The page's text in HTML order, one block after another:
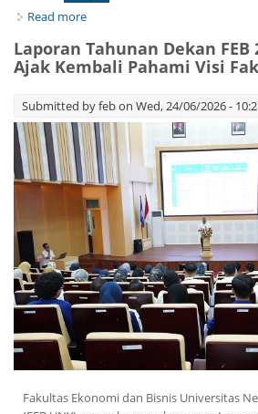
Read more
Laporan Tahunan Dekan FEB
Ajak Kembali Pahami Visi
Submitted byfebon Wed, 24/06/2026 -
Fakultas Ekonomi dan Bisnis Universitas